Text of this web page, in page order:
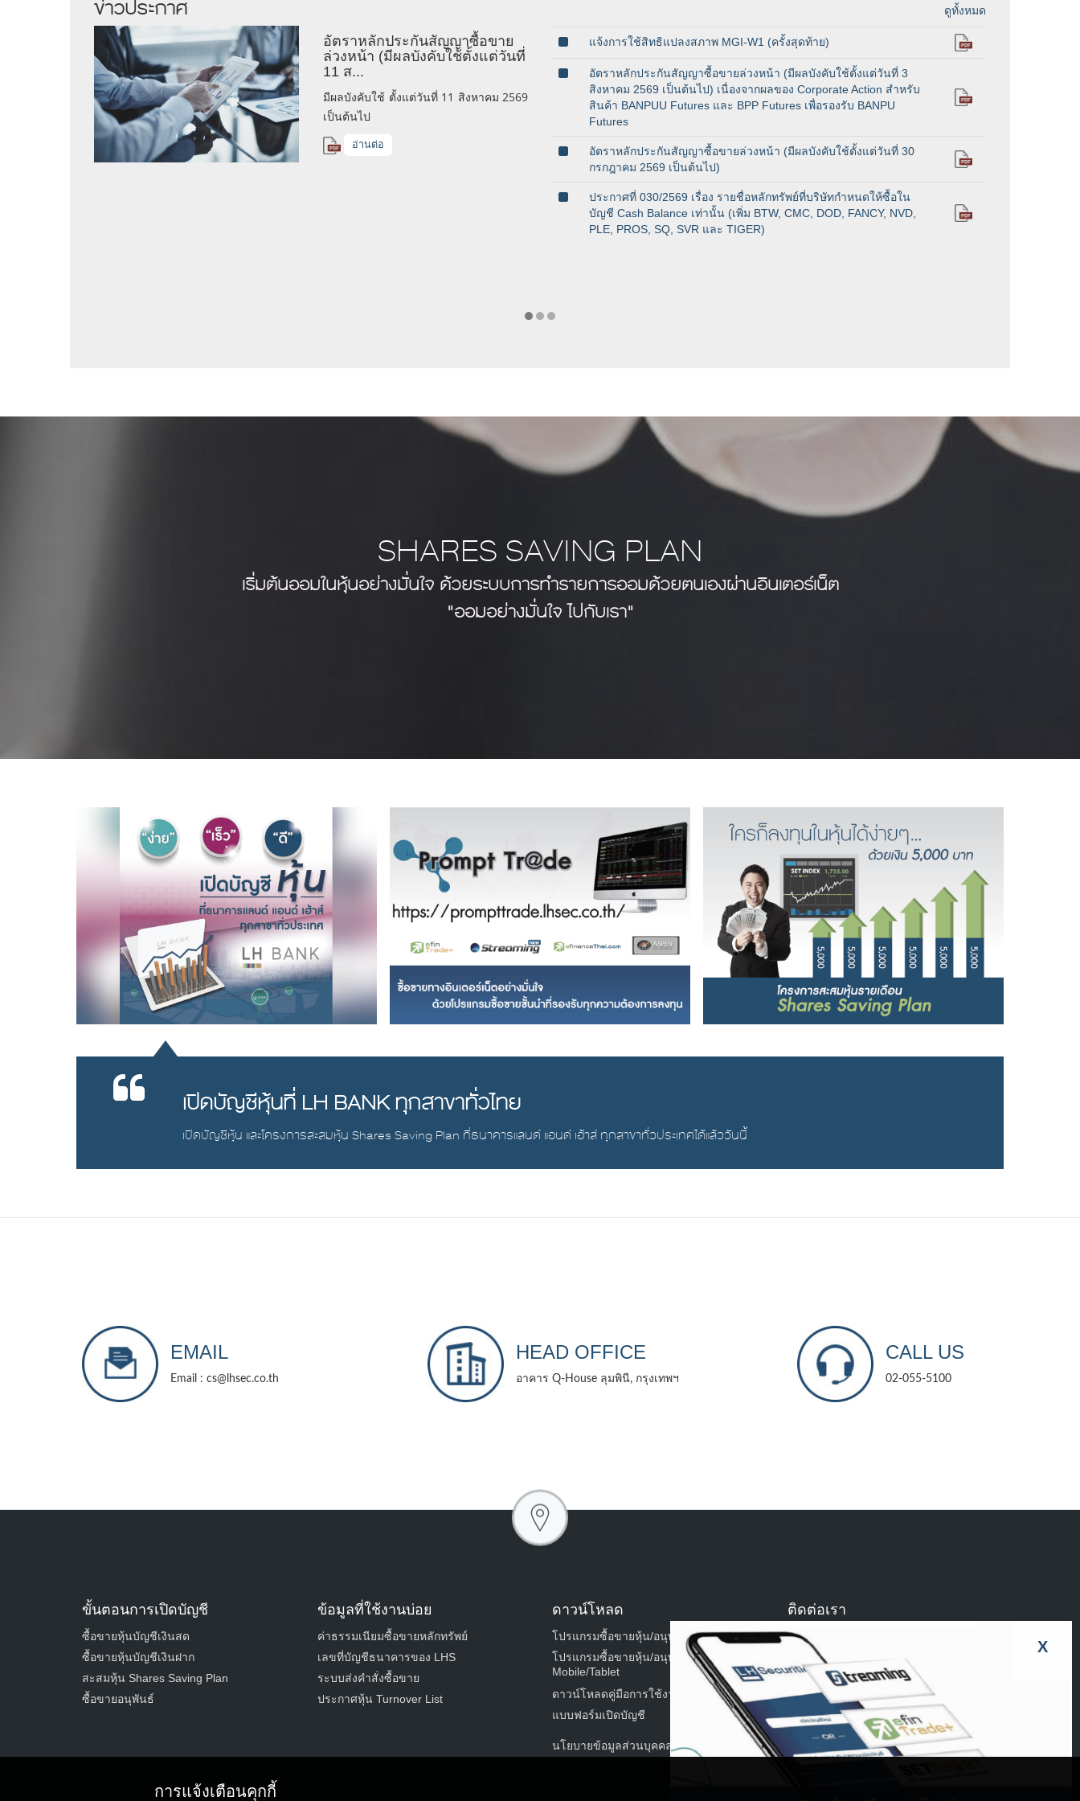
X
ข่าวประกาศ
อัตราหลักประกันสัญญาซื้อขาย
ล่วงหน้า (มีผลบังคับใช้ตั้งแต่วันที่
11 ส...
มีผลบังคับใช้ ตั้งแต่วันที่ 11 สิงหาคม 2569
เป็นต้นไป
อ่านต่อ
ดูทั้งหมด
แจ้งการใช้สิทธิแปลงสภาพ MGI-W1 (ครั้งสุดท้าย)
อัตราหลักประกันสัญญาซื้อขายล่วงหน้า (มีผลบังคับใช้ตั้งแต่วันที่ 3
สิงหาคม 2569 เป็นต้นไป) เนื่องจากผลของ Corporate Action สำหรับ
สินค้า BANPUU Futures และ BPP Futures เพื่อรองรับ BANPU
Futures
อัตราหลักประกันสัญญาซื้อขายล่วงหน้า (มีผลบังคับใช้ตั้งแต่วันที่ 30
กรกฎาคม 2569 เป็นต้นไป)
ประกาศที่ 030/2569 เรื่อง รายชื่อหลักทรัพย์ที่บริษัทกำหนดให้ซื้อใน
บัญชี Cash Balance เท่านั้น (เพิ่ม BTW, CMC, DOD, FANCY, NVD,
PLE, PROS, SQ, SVR และ TIGER)
SHARES SAVING PLAN
เริ่มต้นออมในหุ้นอย่างมั่นใจ ด้วยระบบการทำรายการออมด้วยตนเองผ่านอินเตอร์เน็ต
"ออมอย่างมั่นใจ ไปกับเรา"
เปิดบัญชีหุ้นที่ LH BANK ทุกสาขาทั่วไทย
เปิดบัญชีหุ้น และโครงการสะสมหุ้น Shares Saving Plan ที่ธนาคารแลนด์ แอนด์ เฮ้าส์ ทุกสาขาทั่วประเทศได้แล้ววันนี้
EMAIL
Email : cs@lhsec.co.th
HEAD OFFICE
อาคาร Q-House ลุมพินี, กรุงเทพฯ
CALL US
02-055-5100
Name Subject
ขั้นตอนการเปิดบัญชี
ซื้อขายหุ้นบัญชีเงินสด
ซื้อขายหุ้นบัญชีเงินฝาก
สะสมหุ้น Shares Saving Plan
ซื้อขายอนุพันธ์
ข้อมูลที่ใช้งานบ่อย
ค่าธรรมเนียมซื้อขายหลักทรัพย์
เลขที่บัญชีธนาคารของ LHS
ระบบส่งคำสั่งซื้อขาย
ประกาศหุ้น Turnover List
ดาวน์โหลด
โปรแกรมซื้อขายหุ้น/อนุพันธ์ ผ่าน PC
โปรแกรมซื้อขายหุ้น/อนุพันธ์ ผ่าน
Mobile/Tablet
ดาวน์โหลดคู่มือการใช้งาน
แบบฟอร์มเปิดบัญชี
นโยบายข้อมูลส่วนบุคคล
ติดต่อเรา
บริษัทหลักทรัพย์ แลนด์ แอนด์ เฮ้าส์ จำกัด
(มหาชน) สำนักงานใหญ่
1 อาคารคิวเฮ้าส์ ลุมพินี ชั้น 15
ถนนสาทรใต้ แขวงทุ่งมหาเมฆ เขตสาทร
กรุงเทพฯ 10120
โทร. 02-055-5100
Fax. 02-286-5567, 02-286-5568
การแจ้งเตือนคุกกี้